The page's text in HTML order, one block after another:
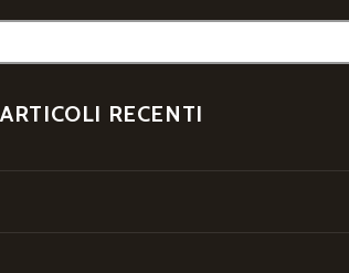
ARTICOLI RECENTI